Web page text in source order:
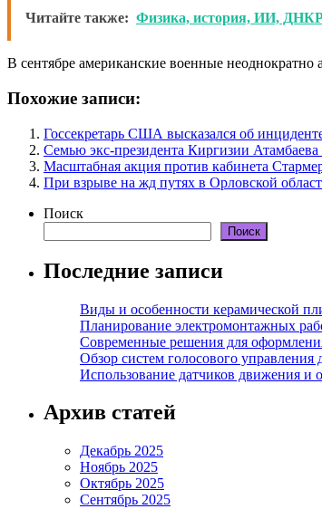
Читайте также: Физика, история, ИИ,
В сентябре американские военные
Похожие записи:
Госсекретарь США высказался об
Семью экс-президента Киргизии
Масштабная акция против кабинета
При взрыве на жд путях в Орловской
Поиск
Поиск
Последние записи
Виды и особенности керамической
Планирование электромонтажных
Современные решения для
Обзор систем голосового управления
Использование датчиков движения и
Архив статей
Декабрь 2025
Ноябрь 2025
Октябрь 2025
Сентябрь 2025